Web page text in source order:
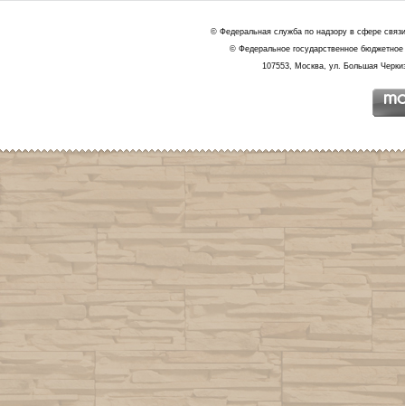
© Федеральная служба по надзору в сфере
© Федеральное государственное
107553, Москва, ул. Большая